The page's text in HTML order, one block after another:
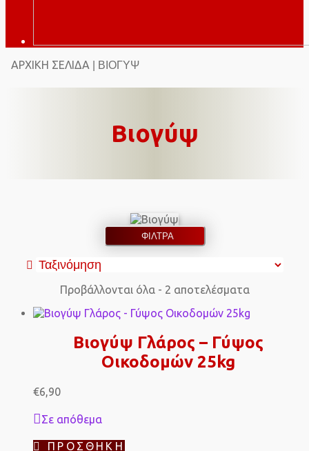
ΑΡΧΙΚΉ ΣΕΛΊΔΑ | ΒΙΟΓΎΨ
Βιογύψ
ΦΙΛΤΡΑ
Προβάλλονται όλα - 2 αποτελέσματα
Βιογύψ Γλάρος – Γύψος
Οικοδομών 25kg
€6,90
Σε απόθεμα
ΠΡΟΣΘΉΚΗ